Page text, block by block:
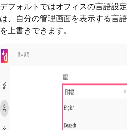
デフォルトではオフィスの言語設
は、自分の管理画面を表示する言
を上書きできます。